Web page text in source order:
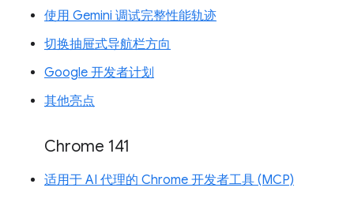
使用 Gemini 调试完整性能轨迹
切换抽屉式导航栏方向
Google 开发者计划
其他亮点
Chrome 141
适用于 AI 代理的 Chrome 开发者工具 (MCP)